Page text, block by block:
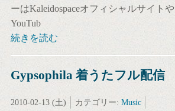
ーはKaleidospaceオフィシャルサイトや
YouTub
続きを読む
Gypsophila 着うたフル配信
2010-02-13 (土) カテゴリー: Music